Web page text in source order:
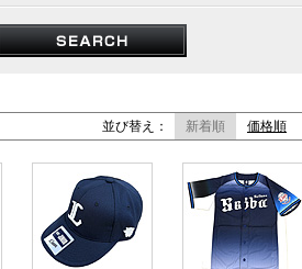
並び替え： 新着順 価格順